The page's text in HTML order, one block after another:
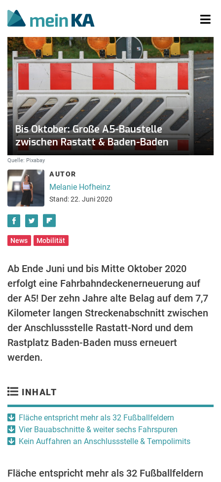
Bis Oktober: Große A5-Baustelle
zwischen Rastatt & Baden-Baden
Quelle: Pixabay
AUTOR
Melanie Hofheinz
Stand: 22. Juni 2020
News Mobilität
Ab Ende Juni und bis Mitte Oktober 2020
erfolgt eine Fahrbahndeckenerneuerung auf
der A5! Der zehn Jahre alte Belag auf dem 7,7
Kilometer langen Streckenabschnitt zwischen
der Anschlussstelle Rastatt-Nord und dem
Rastplatz Baden-Baden muss erneuert
werden.
INHALT
Fläche entspricht mehr als 32 Fußballfeldern
Vier Bauabschnitte & weiter sechs Fahrspuren
Kein Auffahren an Anschlussstelle & Tempolimits
Fläche entspricht mehr als 32 Fußballfeldern